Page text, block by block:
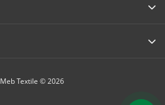
Meb Textile © 2026